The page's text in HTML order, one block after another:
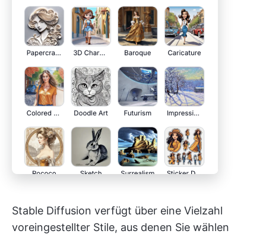
Stable Diffusion verfügt über eine Vielzahl
voreingestellter Stile, aus denen Sie wählen